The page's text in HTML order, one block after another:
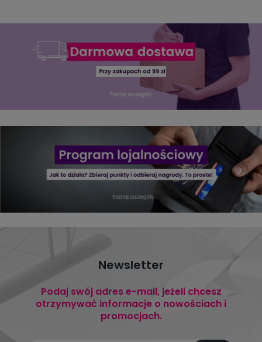
Newsletter
Podaj swój adres e-mail, jeżeli chcesz
otrzymywać informacje o nowościach i
promocjach.